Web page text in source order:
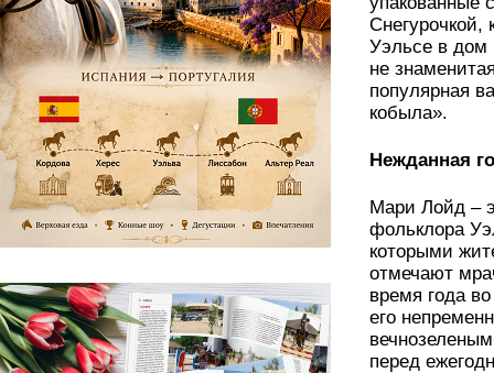
Уэльсе в дом
не
популярная
кобыла».
Нежданная
Мари Лойд –
фольклора
которыми
отмечают
время года
его
перед